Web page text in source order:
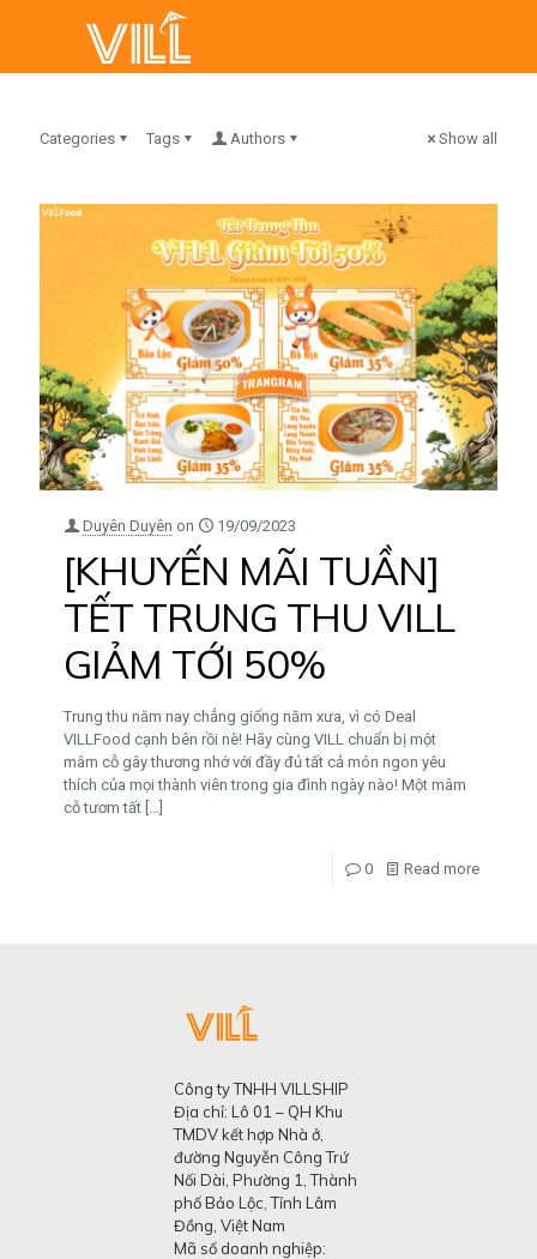
Categories Tags Authors Show all
Duyên Duyên on 19/09/2023
[KHUYẾN MÃI TUẦN]
TẾT TRUNG THU VILL
GIẢM TỚI 50%
Trung thu năm nay chẳng giống năm xưa, vì có Deal
VILLFood cạnh bên rồi nè! Hãy cùng VILL chuẩn bị một
mâm cỗ gây thương nhớ với đầy đủ tất cả món ngon yêu
thích của mọi thành viên trong gia đình ngày nào! Một mâm
cỗ tươm tất
0 Read more
Công ty TNHH VILLSHIP
Địa chỉ: Lô 01 – QH Khu
TMDV kết hợp Nhà ở,
đường Nguyễn Công Trứ
Nối Dài, Phường 1, Thành
phố Bảo Lộc, Tỉnh Lâm
Đồng, Việt Nam
Mã số doanh nghiệp: